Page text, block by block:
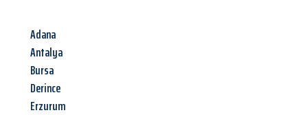
Adana
Antalya
Bursa
Derince
Erzurum